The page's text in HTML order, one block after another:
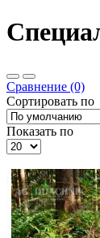
Сравнение (0)
Сортировать по
Показать по